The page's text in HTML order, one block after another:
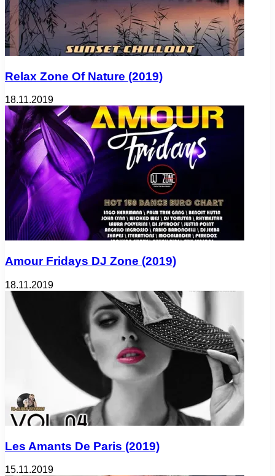
Relax Zone Of Nature (2019)
18.11.2019
Amour Fridays DJ Zone (2019)
18.11.2019
Les Amants De Paris (2019)
15.11.2019